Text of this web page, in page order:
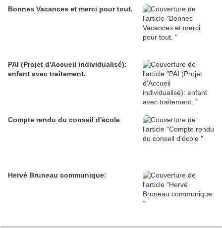
Bonnes Vacances et merci pour tout.
PAI (Projet d'Accueil individualisé):
enfant avec traitement.
Compte rendu du conseil d'école
Hervé Bruneau communique: